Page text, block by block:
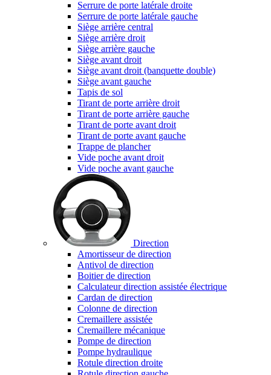
Serrure de porte latérale droite
Serrure de porte latérale gauche
Siège arrière central
Siège arrière droit
Siège arrière gauche
Siège avant droit
Siège avant droit (banquette double)
Siège avant gauche
Tapis de sol
Tirant de porte arrière droit
Tirant de porte arrière gauche
Tirant de porte avant droit
Tirant de porte avant gauche
Trappe de plancher
Vide poche avant droit
Vide poche avant gauche
Direction
Amortisseur de direction
Antivol de direction
Boitier de direction
Calculateur direction assistée électrique
Cardan de direction
Colonne de direction
Cremaillere assistée
Cremaillere mécanique
Pompe de direction
Pompe hydraulique
Rotule direction droite